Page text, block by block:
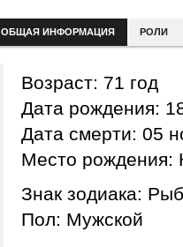
ОБЩАЯ ИНФОРМАЦИЯ РОЛИ
Возраст: 71 год
Дата рождения:
Дата смерти: 05
Место рождения:
Знак зодиака:
Пол: Мужской